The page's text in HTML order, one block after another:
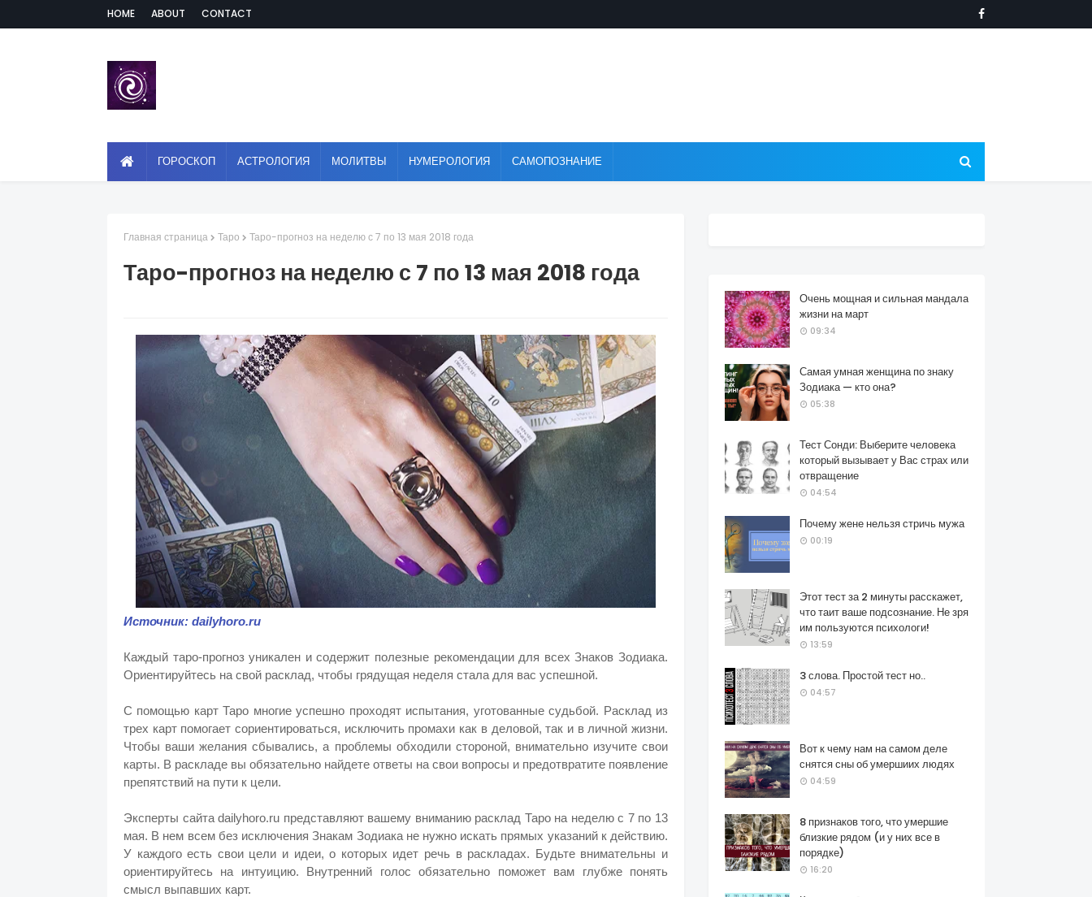
HOME ABOUT CONTACT
ГОРОСКОП АСТРОЛОГИЯ МОЛИТВЫ НУМЕРОЛОГИЯ САМОПОЗНАНИЕ
Главная страница Таро Таро-прогноз на неделю с 7 по 13 мая 2018 года
Таро-прогноз на неделю с 7 по 13 мая 2018 года
Источник: dailyhoro.ru
Каждый таро-прогноз уникален и содержит полезные рекомендации для всех Знаков Зодиака.
Ориентируйтесь на свой расклад, чтобы грядущая неделя стала для вас успешной.
С помощью карт Таро многие успешно проходят испытания, уготованные судьбой. Расклад из
трех карт помогает сориентироваться, исключить промахи как в деловой, так и в личной жизни.
Чтобы ваши желания сбывались, а проблемы обходили стороной, внимательно изучите свои
карты. В раскладе вы обязательно найдете ответы на свои вопросы и предотвратите появление
препятствий на пути к цели.
Эксперты сайта dailyhoro.ru представляют вашему вниманию расклад Таро на неделю с 7 по 13
мая. В нем всем без исключения Знакам Зодиака не нужно искать прямых указаний к действию.
У каждого есть свои цели и идеи, о которых идет речь в раскладах. Будьте внимательны и
ориентируйтесь на интуицию. Внутренний голос обязательно поможет вам глубже понять
смысл выпавших карт.
Очень мощная и сильная мандала
жизни на март
09:34
Самая умная женщина по знаку
Зодиака — кто она?
05:38
Тест Сонди: Выберите человека
который вызывает у Вас страх или
отвращение
04:54
Почему жене нельзя стричь мужа
00:19
Этот тест за 2 минуты расскажет,
что таит ваше подсознание. Не зря
им пользуются психологи!
13:59
3 слова. Простой тест но..
04:57
Вот к чему нам на самом деле
снятся сны об умершиих людях
04:59
8 признаков того, что умершие
близкие рядом (и у них все в
порядке)
16:20